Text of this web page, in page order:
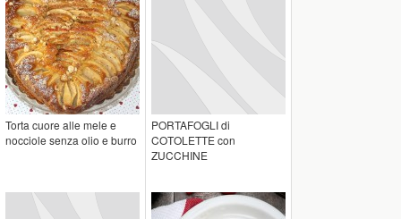
Torta cuore alle mele e
nocciole senza olio e burro
PORTAFOGLI di
COTOLETTE con
ZUCCHINE